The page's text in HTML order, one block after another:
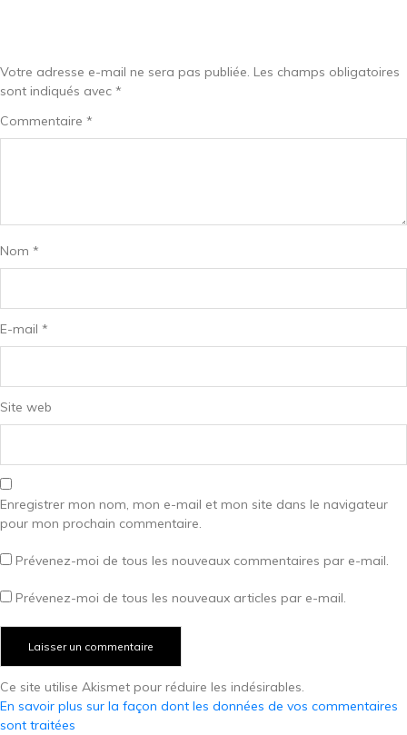
Votre adresse e-mail ne sera pas publiée. Les champs obligatoires
sont indiqués avec *
Commentaire *
Nom *
E-mail *
Site web
Enregistrer mon nom, mon e-mail et mon site dans le navigateur
pour mon prochain commentaire.
Prévenez-moi de tous les nouveaux commentaires par e-mail.
Prévenez-moi de tous les nouveaux articles par e-mail.
Ce site utilise Akismet pour réduire les indésirables.
En savoir plus sur la façon dont les données de vos commentaires
sont traitées